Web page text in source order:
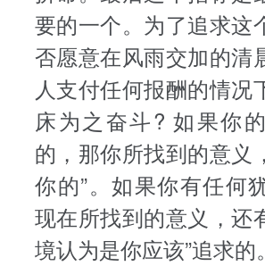
要的一个。为了追求这
否愿意在风雨交加的清
人支付任何报酬的情况
床为之奋斗? 如果你
的，那你所找到的意义
你的”。如果你有任何
现在所找到的意义，还
境认为是你应该”追求的。